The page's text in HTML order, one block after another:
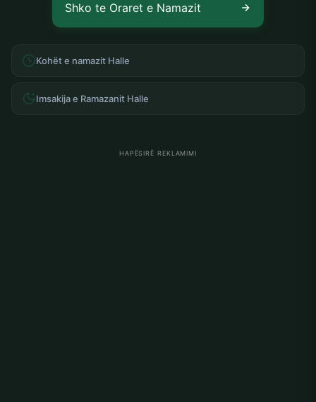
Shko te Oraret e Namazit
Kohët e namazit Halle
Imsakija e Ramazanit Halle
HAPËSIRË REKLAMIMI